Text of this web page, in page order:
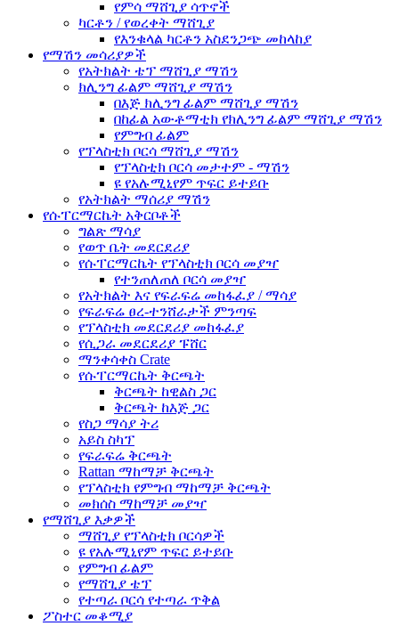
የምሳ ማሸጊያ ሳጥኖች
ካርቶን / የወረቀት ማሸጊያ
የእንቁላል ካርቶን አስደንጋጭ መከላከያ
የማሽን መሳሪያዎች
የአትክልት ቴፕ ማሸጊያ ማሽን
ክሊንግ ፊልም ማሸጊያ ማሽን
በእጅ ክሊንግ ፊልም ማሸጊያ ማሽን
በከፊል አውቶማቲክ የክሊንግ ፊልም ማሸጊያ ማሽን
የምግብ ፊልም
የፕላስቲክ ቦርሳ ማሸጊያ ማሽን
የፕላስቲክ ቦርሳ መታተም - ማሽን
ዩ የአሉሚኒየም ጥፍር ይተይቡ
የአትክልት ማሰሪያ ማሽን
የሱፐርማርኬት አቅርቦቶች
ግልጽ ማሳያ
የወጥ ቤት መደርደሪያ
የሱፐርማርኬት የፕላስቲክ ቦርሳ መያዣ
የተንጠለጠለ ቦርሳ መያዣ
የአትክልት እና የፍራፍሬ መከፋፈያ / ማሳያ
የፍራፍሬ ፀረ-ተንሸራታች ምንጣፍ
የፕላስቲክ መደርደሪያ መከፋፈያ
የሲጋራ መደርደሪያ ፑሸር
ማንቀሳቀስ Crate
የሱፐርማርኬት ቅርጫት
ቅርጫት ከዊልስ ጋር
ቅርጫት ከእጅ ጋር
የስጋ ማሳያ ትሪ
አይስ ስካፕ
የፍራፍሬ ቅርጫት
Rattan ማከማቻ ቅርጫት
የፕላስቲክ የምግብ ማከማቻ ቅርጫት
መክሰስ ማከማቻ መያዣ
የማሸጊያ እቃዎች
ማሸጊያ የፕላስቲክ ቦርሳዎች
ዩ የአሉሚኒየም ጥፍር ይተይቡ
የምግብ ፊልም
የማሸጊያ ቴፕ
የተጣራ ቦርሳ የተጣራ ጥቅል
ፖስተር መቆሚያ